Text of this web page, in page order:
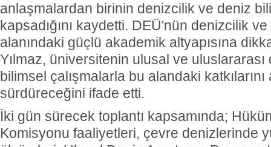
anlaşmalardan birinin denizcilik ve deniz
kapsadığını kaydetti. DEÜ'nün denizcilik
alanındaki güçlü akademik altyapısına
Yılmaz, üniversitenin ulusal ve
bilimsel çalışmalarla bu alandaki katkılarını
sürdüreceğini ifade etti.
İki gün sürecek toplantı kapsamında;
Komisyonu faaliyetleri, çevre denizlerinde